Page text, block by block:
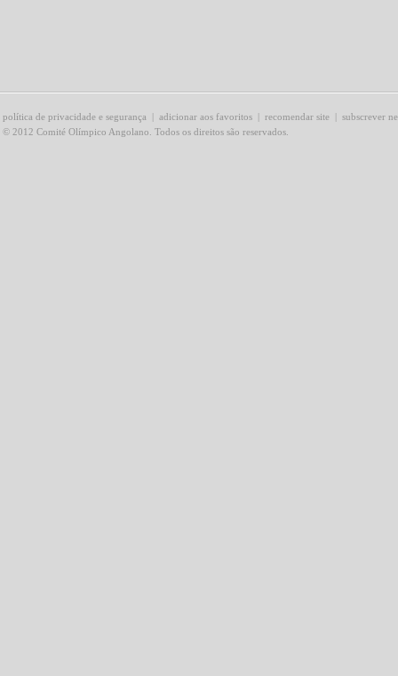
política de privacidade e segurança | adicionar aos favoritos | recomendar site | subscrever
© 2012 Comité Olímpico Angolano. Todos os direitos são reservados.